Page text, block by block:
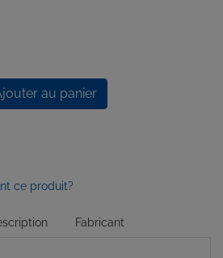
au panier
ce produit?
Fabricant